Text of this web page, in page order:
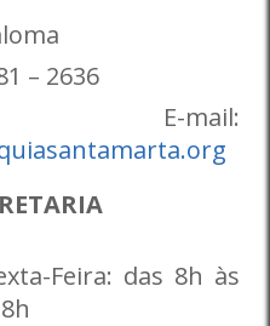
– 2636
E-mail:
Feira: das 8h às